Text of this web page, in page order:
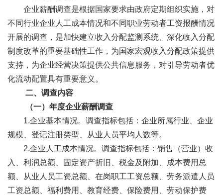
企业薪酬调查是根据国家要求由政府定期组织实施，对
不同行业企业人工成本情况和不同职业劳动者工资报酬情况
开展的调查，是加快建立收入分配监测系统、深化收入分配
制度改革的重要基础性工作，为国家宏观收入分配政策提供
支持，为企业经营决策提供公共信息服务，对引导劳动者优
化流动配置具有重要意义。
二、调查内容
（一）年度企业薪酬调查
1.企业基本情况。调查指标包括：企业所属行业、企业
规模、登记注册类型、从业人员平均人数等。
2.企业人工成本情况。调查指标包括：销售（营业）收
入、利润总额、固定资产折旧、税金及附加、成本费用总
额、从业人员工资总额、在岗职工工资总额、劳务派遣人员
工资总额、福利费用、教育经费、保险费用、劳动保护费